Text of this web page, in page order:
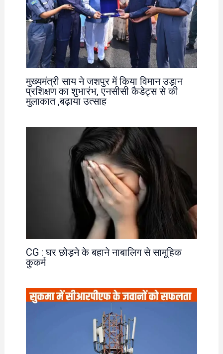
मुख्यमंत्री साय ने जशपुर में किया विमान उड़ान
प्रशिक्षण का शुभारंभ, एनसीसी कैडेट्स से की
मुलाकात ,बढ़ाया उत्साह
CG : घर छोड़ने के बहाने नाबालिग से सामूहिक
कुकर्म